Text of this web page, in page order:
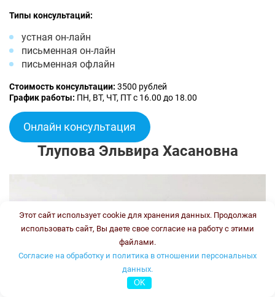
Типы консультаций:
устная он-лайн
письменная он-лайн
письменная офлайн
Стоимость консультации: 3500 рублей
График работы: ПН, ВТ, ЧТ, ПТ с 16.00 до 18.00
Онлайн консультация
Тлупова Эльвира Хасановна
Этот сайт использует cookie для хранения данных. Продолжая
использовать сайт, Вы даете свое согласие на работу с этими
файлами.
Согласие на обработку и политика в отношении персональных
данных.
OK